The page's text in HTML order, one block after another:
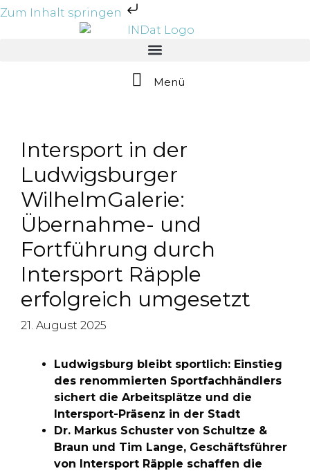
Zum Inhalt springen
Menü
Intersport in der
Ludwigsburger
WilhelmGalerie:
Übernahme- und
Fortführung durch
Intersport Räpple
erfolgreich umgesetzt
21. August 2025
Ludwigsburg bleibt sportlich: Einstieg
des renommierten Sportfachhändlers
sichert die Arbeitsplätze und die
Intersport-Präsenz in der Stadt
Dr. Markus Schuster von Schultze &
Braun und Tim Lange, Geschäftsführer
von Intersport Räpple schaffen die